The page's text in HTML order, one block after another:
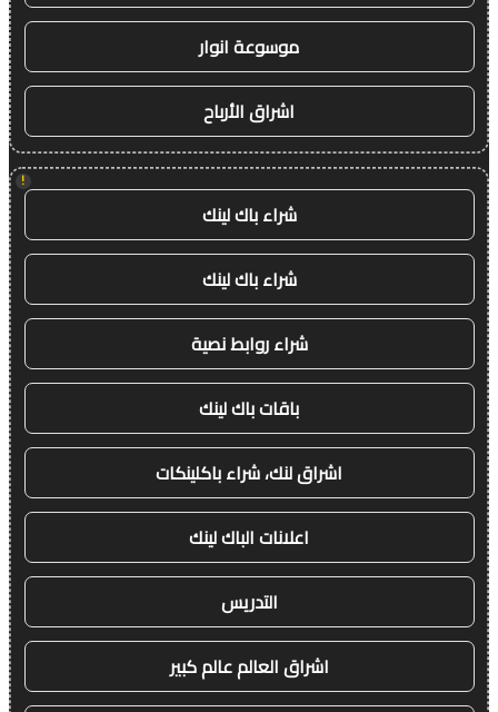
موسوعة انوار
اشراق الأرباح
!
شراء باك لينك
شراء باك لينك
شراء روابط نصية
باقات باك لينك
اشراق لنك، شراء باكلينكات
اعلانات الباك لينك
التدريس
اشراق العالم عالم كبير